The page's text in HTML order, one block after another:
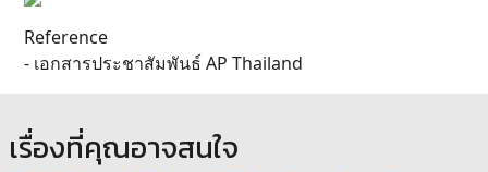
Reference
- เอกสารประชาสัมพันธ์ AP Thailand
เรื่องที่คุณอาจสนใจ